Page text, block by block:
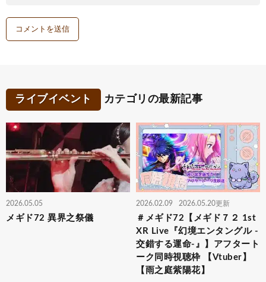
ライブイベント カテゴリの最新記事
2026.05.05
メギド72 異界之祭儀
2026.02.09 2026.05.20更新
＃メギド72【メギド７２ 1st
XR Live『幻境エンタングル -
交錯する運命-』】アフタート
ーク同時視聴枠 【Vtuber】
【雨之庭紫陽花】